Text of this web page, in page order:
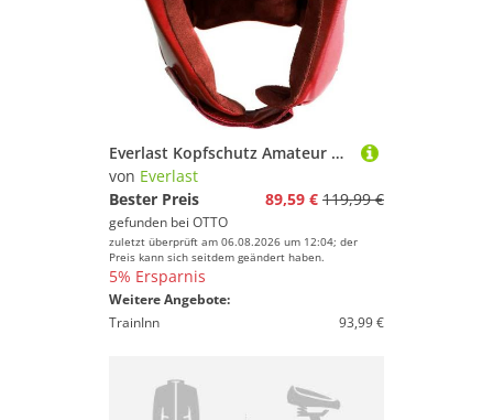
Everlast Kopfschutz Amateur Competition Headgear
von Everlast
Bester Preis
89,59 € 119,99 €
gefunden bei OTTO
zuletzt überprüft am 06.08.2026 um 12:04; der
Preis kann sich seitdem geändert haben.
5% Ersparnis
Weitere Angebote:
TrainInn
93,99 €